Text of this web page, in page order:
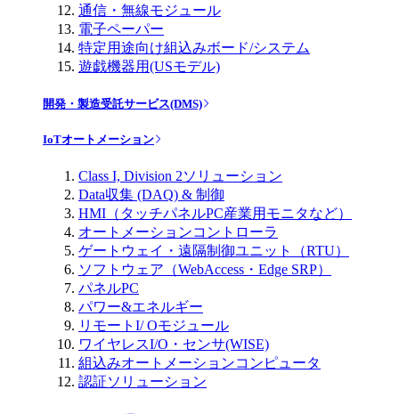
通信・無線モジュール
電子ペーパー
特定用途向け組込みボード/システム
遊戯機器用(USモデル)
開発・製造受託サービス(DMS)
IoTオートメーション
Class I, Division 2ソリューション
Data収集 (DAQ) & 制御
HMI（タッチパネルPC産業用モニタなど）
オートメーションコントローラ
ゲートウェイ・遠隔制御ユニット（RTU）
ソフトウェア（WebAccess・Edge SRP）
パネルPC
パワー&エネルギー
リモートI/ Oモジュール
ワイヤレスI/O・センサ(WISE)
組込みオートメーションコンピュータ
認証ソリューション